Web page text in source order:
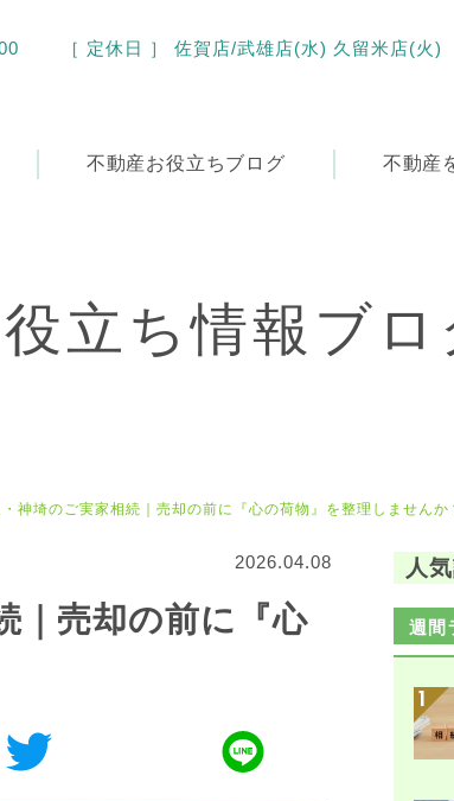
［ 定休日 ］ 佐賀店/武雄店(水) 久留米店(火)
不動産お役立ちブログ 不動産
立ち情報ブロ
神埼のご実家相続｜売却の前に『心の荷物』を整理しませんか
2026.04.08
｜売却の前に『心
人
週間